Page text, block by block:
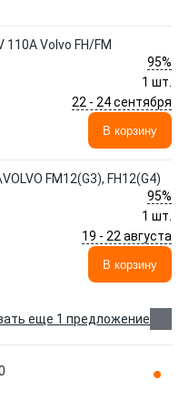
110А Volvo FH/FM
95%
1 шт.
22 - 24 сентября
В корзину
FM12(G3), FH12(G4)
95%
1 шт.
19 - 22 августа
В корзину
еще 1 предложение